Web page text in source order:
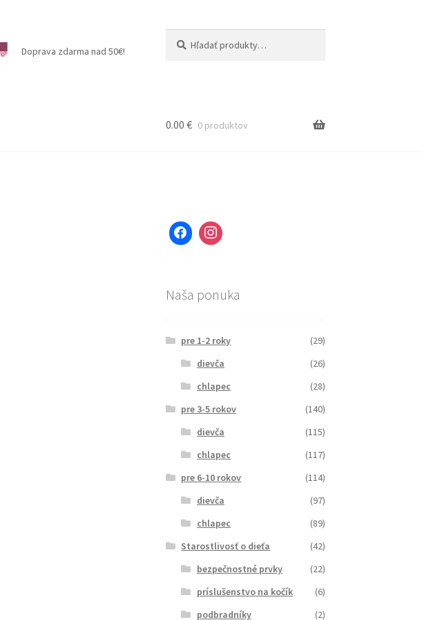
Doprava zdarma nad 50€!
0.00 € 0 produktov
Naša ponuka
pre 1-2 roky
(29)
dievča
(26)
chlapec
(28)
pre 3-5 rokov
(140)
dievča
(115)
chlapec
(117)
pre 6-10 rokov
(114)
dievča
(97)
chlapec
(89)
Starostlivosť o dieťa
(42)
bezpečnostné prvky
(22)
príslušenstvo na kočík
(6)
podbradníky
(2)